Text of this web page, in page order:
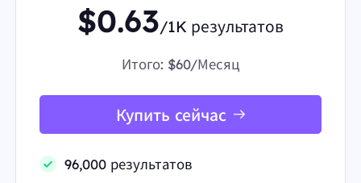
$0.63/1K результатов
Итого: $60/Месяц
Купить сейчас
96,000 результатов